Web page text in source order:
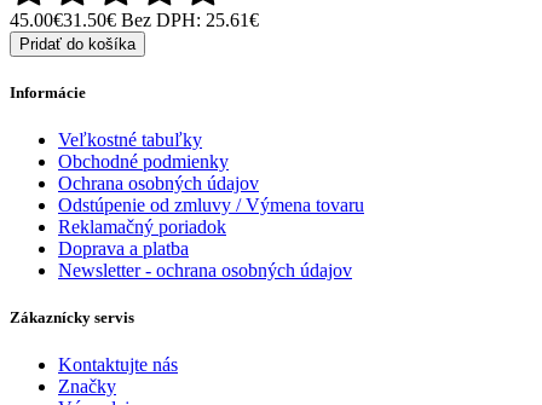
45.00€31.50€ Bez DPH: 25.61€
Pridať do košíka
Informácie
Veľkostné tabuľky
Obchodné podmienky
Ochrana osobných údajov
Odstúpenie od zmluvy / Výmena tovaru
Reklamačný poriadok
Doprava a platba
Newsletter - ochrana osobných údajov
Zákaznícky servis
Kontaktujte nás
Značky